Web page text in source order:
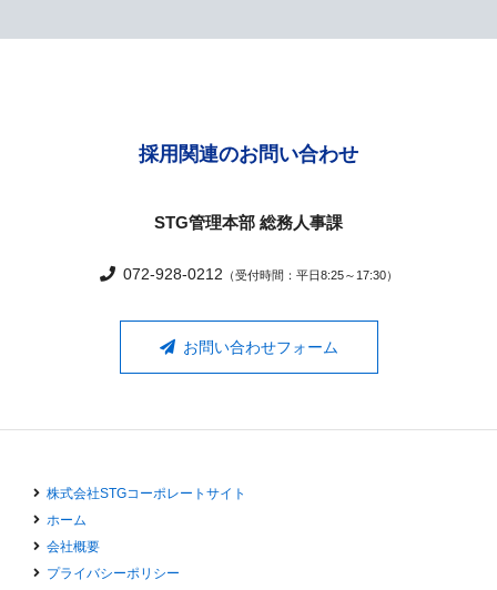
採用関連のお問い合わせ
STG管理本部 総務人事課
072-928-0212 （受付時間：平日8:25～17:30）
お問い合わせフォーム
株式会社STGコーポレートサイト
ホーム
会社概要
プライバシーポリシー